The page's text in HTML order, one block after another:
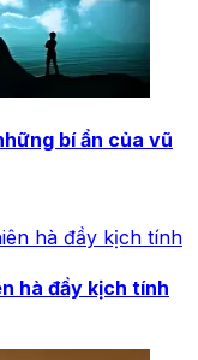
bí ẩn của vũ
hà đầy kịch tính